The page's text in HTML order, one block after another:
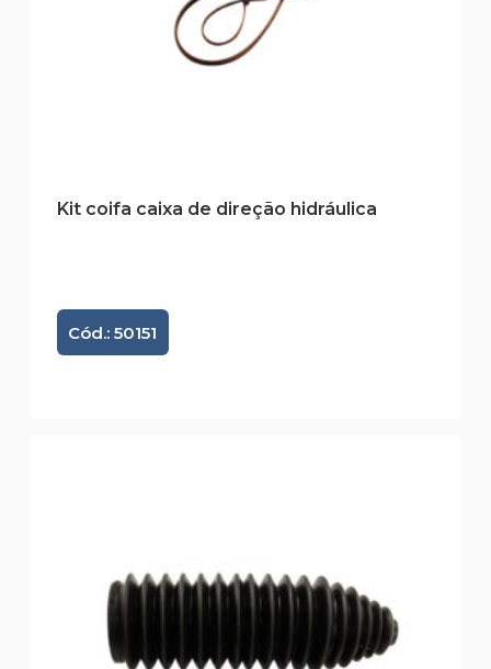
Kit coifa caixa de direção hidráulica
Cód.: 50151